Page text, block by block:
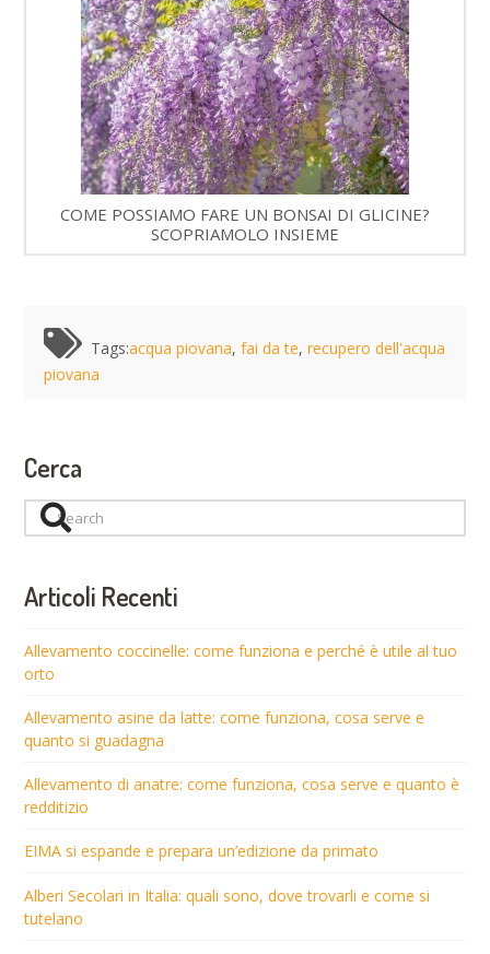
COME POSSIAMO FARE UN BONSAI DI GLICINE?
SCOPRIAMOLO INSIEME
Tags:acqua piovana,fai da te,recupero dell'acqua
piovana
Cerca
Search
Articoli Recenti
Allevamento coccinelle: come funziona e perché è utile al tuo
orto
Allevamento asine da latte: come funziona, cosa serve e
quanto si guadagna
Allevamento di anatre: come funziona, cosa serve e quanto è
redditizio
EIMA si espande e prepara un’edizione da primato
Alberi Secolari in Italia: quali sono, dove trovarli e come si
tutelano